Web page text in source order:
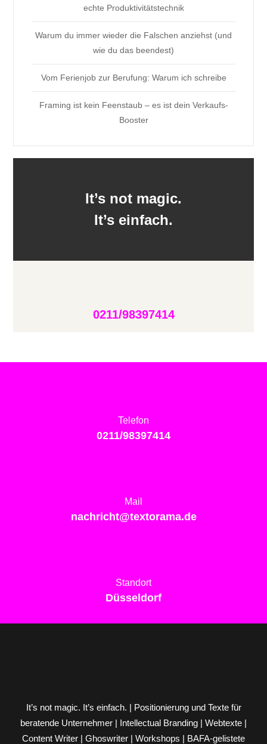
echte Produktivitätstechnik
Warum du immer wieder die Falschen anziehst (und
wie du das beendest)
Vom Ferienjob zur Berufung: Warum ich schreibe
Framing ist kein Feenstaub – es ist dein Verkaufs-
Booster
It’s not magic.
It’s einfach.
0211/98397414
Telefon
0211/98397414
Mail
nachricht@textorama.de
Standort
Düsseldorf
It’s not magic. It’s einfach. | Positionierung und Texte für
beratende Unternehmer | Intellectual Branding | Webtexte |
Content Writer | Ghoswriter | Workshops | BAFA-gelistete